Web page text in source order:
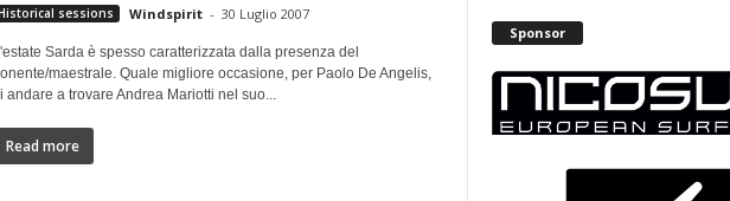
sessions Windspirit - 30 Luglio 2007
Sarda è spesso caratterizzata dalla presenza del
maestrale. Quale migliore occasione, per Paolo De Angelis,
andare a trovare Andrea Mariotti nel suo...
Read more
Sponsor